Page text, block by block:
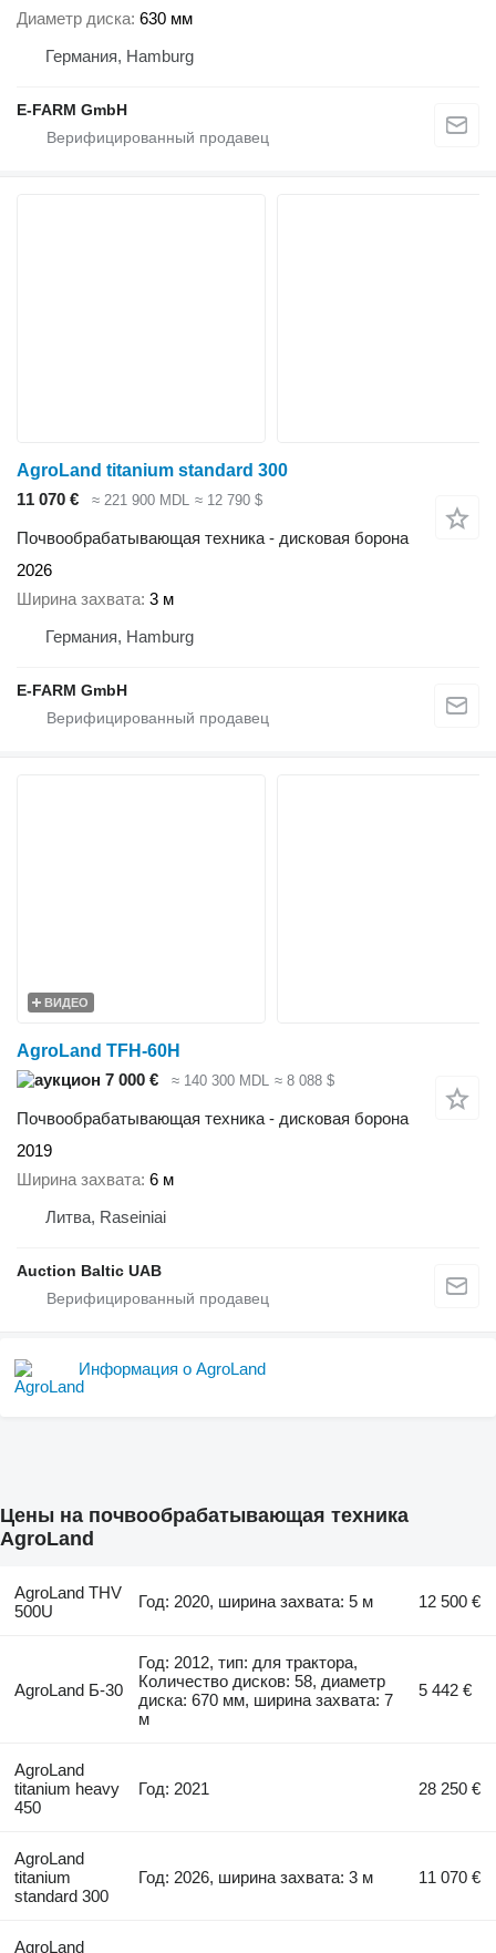
Диаметр диска 630 мм
Германия, Hamburg
E-FARM GmbH
AgroLand titanium standard 300
11 070 €
≈ 221 900 MDL ≈ 12 790 $
Почвообрабатывающая техника - дисковая борона
2026
Ширина захвата 3 м
Германия, Hamburg
E-FARM GmbH
ВИДЕО
AgroLand TFH-60H
7 000 €
≈ 140 300 MDL ≈ 8 088 $
Почвообрабатывающая техника - дисковая борона
2019
Ширина захвата 6 м
Литва, Raseiniai
Auction Baltic UAB
Информация о AgroLand
Цены на почвообрабатывающая техника
AgroLand
AgroLand THV
500U
Год: 2020, ширина захвата: 5 м 12 500 €
AgroLand Б-30
Год: 2012, тип: для трактора,
Количество дисков: 58, диаметр
диска: 670 мм, ширина захвата: 7
м
5 442 €
AgroLand
titanium heavy
450
Год: 2021 28 250 €
AgroLand
titanium
standard 300
Год: 2026, ширина захвата: 3 м 11 070 €
AgroLand